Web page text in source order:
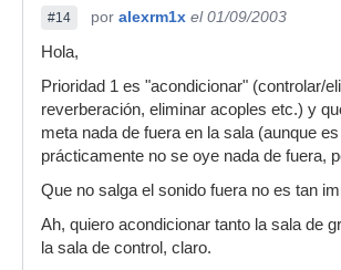
#14 por alexrm1x el 01/09/2003
Hola,
Prioridad 1 es "acondicionar" (controlar/
reverberación, eliminar acoples etc.) y
meta nada de fuera en la sala (aunque
prácticamente no se oye nada de fuera,
Que no salga el sonido fuera no es tan
Ah, quiero acondicionar tanto la sala de
la sala de control, claro.